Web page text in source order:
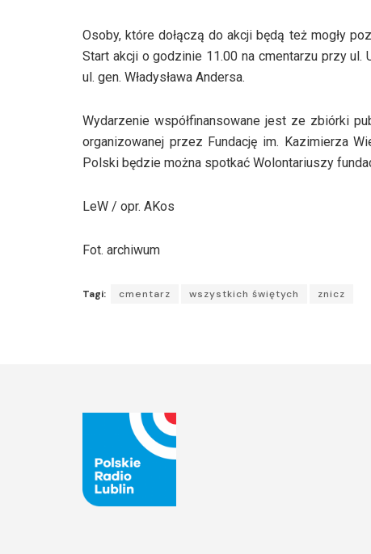
Osoby, które dołączą do akcji będą też mogły
Start akcji o godzinie 11.00 na cmentarzu przy
ul. gen. Władysława Andersa.
Wydarzenie współfinansowane jest ze zbiórki
organizowanej przez Fundację im. Kazimierza
Polski będzie można spotkać Wolontariuszy
LeW / opr. AKos
Fot. archiwum
Tagi: cmentarz wszystkich świętych znicz